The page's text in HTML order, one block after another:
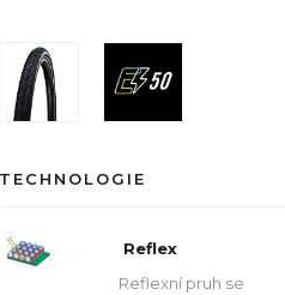
TECHNOLOGIE
Reflex
Reflexní pruh se